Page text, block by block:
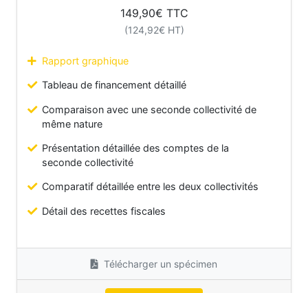
149,90€ TTC
(124,92€ HT)
Rapport graphique
Tableau de financement détaillé
Comparaison avec une seconde collectivité de
même nature
Présentation détaillée des comptes de la
seconde collectivité
Comparatif détaillée entre les deux collectivités
Détail des recettes fiscales
Télécharger un spécimen